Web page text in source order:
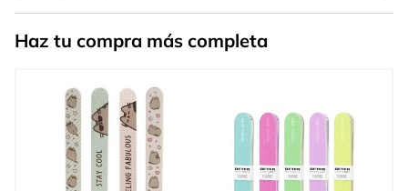
Haz tu compra más completa